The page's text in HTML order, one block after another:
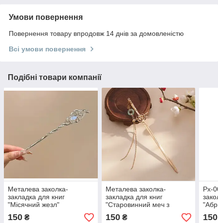
Умови повернення
Повернення товару впродовж 14 днів за домовленістю
Всі умови повернення
Подібні товари компанії
Металева заколка-
закладка для книг
"Місячний жезл"
150 ₴
Металева заколка-
закладка для книг
"Старовинний меч з
ланцюжком", золото
150₴
Px-
150